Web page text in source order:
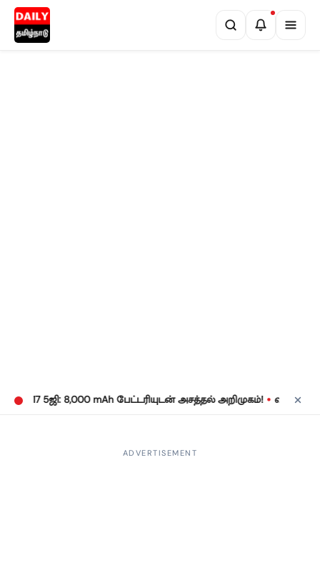
17 5ஜி: 8,000 mAh பேட்டரியுடன் அசத்தல் அறிமுகம்! • வருமான
ADVERTISEMENT